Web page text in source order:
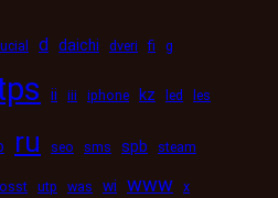
d daichi dveri fi g
ii iii iphone kz led les
ru seo sms spb steam
utp was wi www x